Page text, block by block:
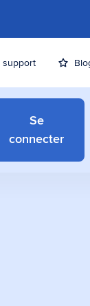
support
Se
connecter